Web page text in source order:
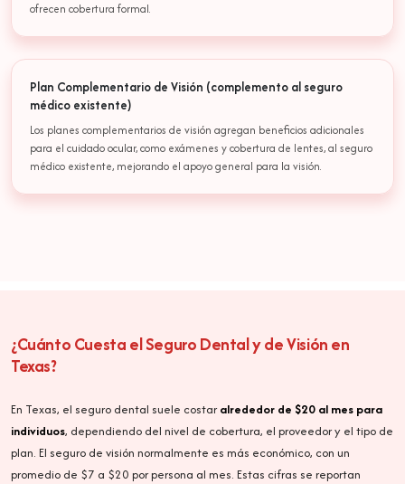
ofrecen cobertura formal.
Plan Complementario de Visión (complemento al seguro
médico existente)
Los planes complementarios de visión agregan beneficios adicionales
para el cuidado ocular, como exámenes y cobertura de lentes, al seguro
médico existente, mejorando el apoyo general para la visión.
¿Cuánto Cuesta el Seguro Dental y de Visión en
Texas?
En Texas, el seguro dental suele costaralrededor de $20 al mes para
individuos, dependiendo del nivel de cobertura, el proveedor y el tipo de
plan. El seguro de visión normalmente es más económico, con un
promedio de $7 a $20 por persona al mes. Estas cifras se reportan